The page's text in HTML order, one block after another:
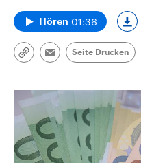
Hören 01:36
Link
Email
Seite Drucken